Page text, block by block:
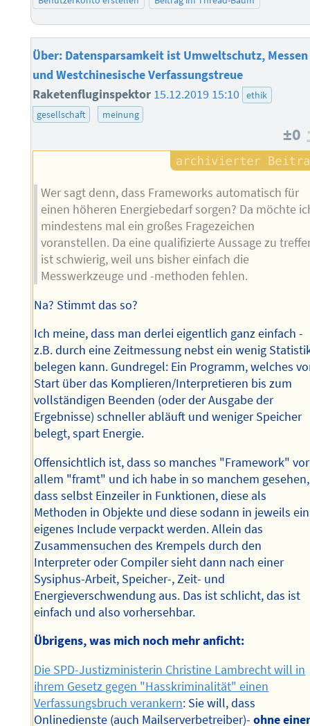
Über: Datensparsamkeit ist Umweltschutz, Messen
und Westchinesische Verfassungstreue
Raketenfluginspektor 15.12.2019 15:10 ethik
gesellschaft
meinung
±0
Wer sagt denn, dass Frameworks automatisch für
einen höheren Energiebedarf sorgen? Da möchte
mindestens mal ein großes Fragezeichen
voranstellen. Da eine qualifizierte Aussage zu
ist schwierig, weil uns bisher einfach die
Messwerkzeuge und -methoden fehlen.
Na? Stimmt das so?
Ich meine, dass man derlei eigentlich ganz einfach -
z.B. durch eine Zeitmessung nebst ein wenig
belegen kann. Gundregel: Ein Programm, welches
Start über das Komplieren/Interpretieren bis zum
vollständigen Beenden (oder der Ausgabe der
Ergebnisse) schneller abläuft und weniger Speicher
belegt, spart Energie.
Offensichtlich ist, dass so manches "Framework" vor
allem "framt" und ich habe in so manchem gesehen,
dass selbst Einzeiler in Funktionen, diese als
Methoden in Objekte und diese sodann in jeweils ein
eigenes Include verpackt werden. Allein das
Zusammensuchen des Krempels durch den
Interpreter oder Compiler sieht dann nach einer
Sysiphus-Arbeit, Speicher-, Zeit- und
Energieverschwendung aus. Das ist schlicht, das ist
einfach und also vorhersehbar.
Übrigens, was mich noch mehr anficht:
Die SPD-Justizministerin Christine Lambrecht will in
ihrem Gesetz gegen "Hasskriminalität" einen
Verfassungsbruch verankern: Sie will, dass
Onlinedienste (auch Mailserverbetreiber)-ohne